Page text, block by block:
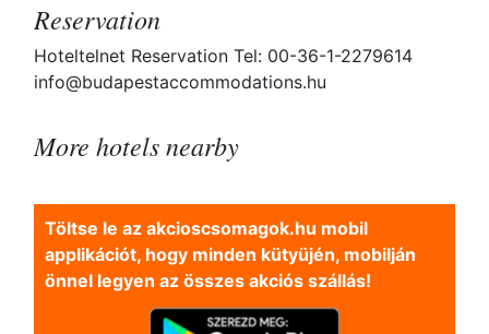
Reservation
Hoteltelnet Reservation Tel: 00-36-1-2279614
info@budapestaccommodations.hu
More hotels nearby
Töltse le az akcioscsomagok.hu mobil
applikációt, hogy minden kütyüjén, mobilján
önnel legyen az összes akciós szállás!